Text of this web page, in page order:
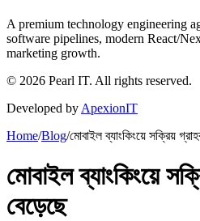
A premium technology engineering
software pipelines, modern React/
marketing growth.
© 2026 Pearl IT. All rights reserved.
Developed by ApexionIT
Home/Blog/মোবাইল ব্যাংকিংয়ে সক্রিয়
মোবাইল ব্যাংকিংয়ে
বেড়েছে